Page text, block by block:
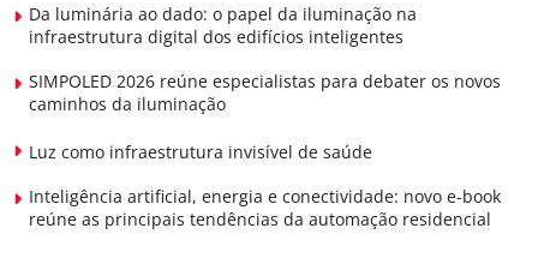
Da luminária ao dado: o papel da iluminação na
infraestrutura digital dos edifícios inteligentes
SIMPOLED 2026 reúne especialistas para debater os novos
caminhos da iluminação
Luz como infraestrutura invisível de saúde
Inteligência artificial, energia e conectividade: novo e-book
reúne as principais tendências da automação residencial